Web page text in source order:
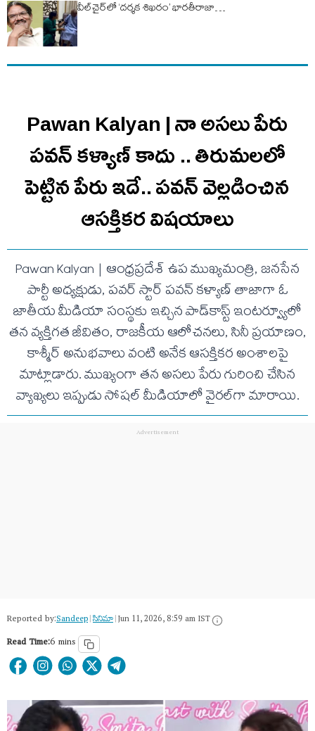
వీల్‌చైర్‌లో ‘దర్శక శిఖరం’ భారతీరాజా…
Pawan Kalyan | నా అసలు పేరు
పవన్ కళ్యాణ్ కాదు .. తిరుమలలో
పెట్టిన పేరు ఇదే.. ప‌వ‌న్ వెల్లడించిన
ఆస‌క్తిక‌ర విష‌యాలు
Pawan Kalyan | ఆంధ్రప్రదేశ్ ఉప ముఖ్యమంత్రి, జనసేన
పార్టీ అధ్యక్షుడు, పవర్ స్టార్ పవన్ కళ్యాణ్ తాజాగా ఓ
జాతీయ మీడియా సంస్థకు ఇచ్చిన పాడ్‌కాస్ట్ ఇంటర్వ్యూలో
తన వ్యక్తిగత జీవితం, రాజకీయ ఆలోచనలు, సినీ ప్రయాణం,
కాశ్మీర్ అనుభవాలు వంటి అనేక ఆసక్తికర అంశాలపై
మాట్లాడారు. ముఖ్యంగా తన అసలు పేరు గురించి చేసిన
వ్యాఖ్యలు ఇప్పుడు సోషల్ మీడియాలో వైరల్‌గా మారాయి.
Reported by:Sandeep|సినిమా|Jun 11, 2026, 8:59 am IST
Read Time:6 mins